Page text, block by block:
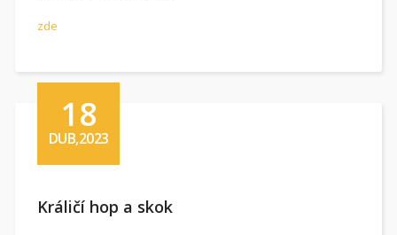
zde
18
DUB,2023
Králičí hop a skok